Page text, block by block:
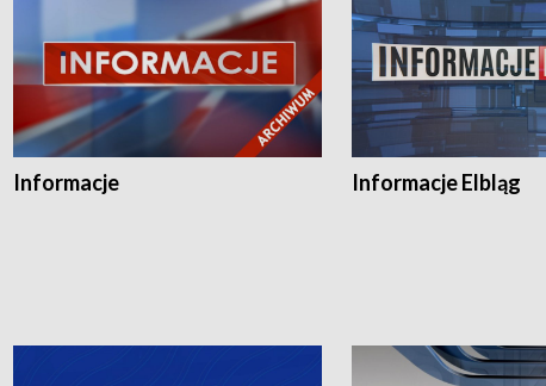
Informacje Informacje Elbląg